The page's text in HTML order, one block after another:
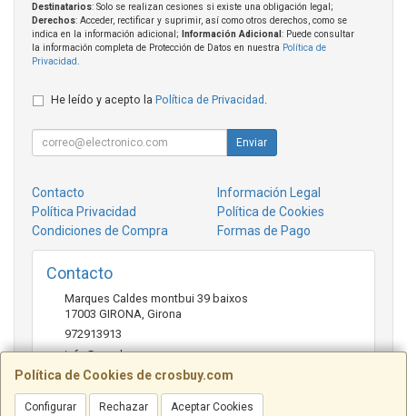
Política de Cookies de crosbuy.com
Configurar Rechazar Aceptar Cookies
Destinatarios: Solo se realizan cesiones si existe una obligación legal;
Derechos: Acceder, rectificar y suprimir, así como otros derechos, como se
indica en la información adicional;
Información Adicional : Puede consultar
la información completa de Protección de Datos en nuestra Política de
Privacidad
He leído y acepto la Política de Privacidad
Enviar
Contacto
Información Legal
Política Privacidad
Política de Cookies
Condiciones de Compra
Formas de Pago
Contacto
Marques Caldes montbui 39 baixos
17003 GIRONA Girona
972913913
info@crosbuy.com